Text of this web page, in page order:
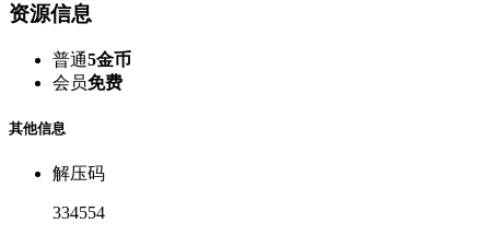
资源信息
普通5金币
会员免费
其他信息
解压码
334554